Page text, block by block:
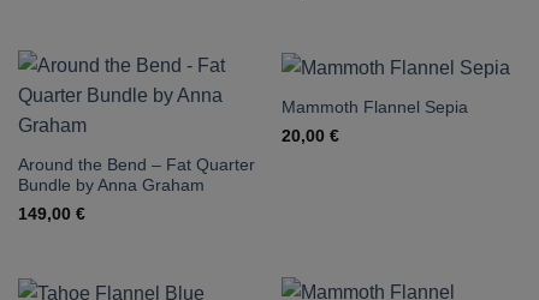
Around the Bend – Fat Quarter
Bundle by Anna Graham
149,00 €
Mammoth Flannel Sepia
20,00 €